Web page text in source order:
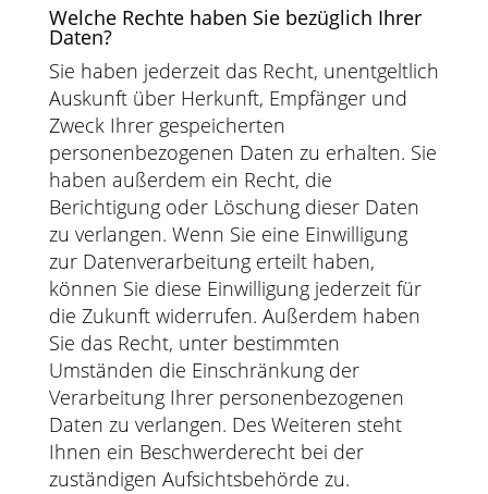
Welche Rechte haben Sie bezüglich Ihrer
Daten?
Sie haben jederzeit das Recht, unentgeltlich
Auskunft über Herkunft, Empfänger und
Zweck Ihrer gespeicherten
personenbezogenen Daten zu erhalten. Sie
haben außerdem ein Recht, die
Berichtigung oder Löschung dieser Daten
zu verlangen. Wenn Sie eine Einwilligung
zur Datenverarbeitung erteilt haben,
können Sie diese Einwilligung jederzeit für
die Zukunft widerrufen. Außerdem haben
Sie das Recht, unter bestimmten
Umständen die Einschränkung der
Verarbeitung Ihrer personenbezogenen
Daten zu verlangen. Des Weiteren steht
Ihnen ein Beschwerderecht bei der
zuständigen Aufsichtsbehörde zu.